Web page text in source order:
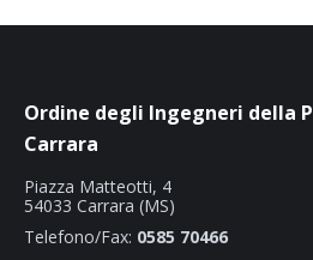
Ordine degli Ingegneri della
Carrara
Piazza Matteotti, 4
54033 Carrara (MS)
Telefono/Fax: 0585 70466